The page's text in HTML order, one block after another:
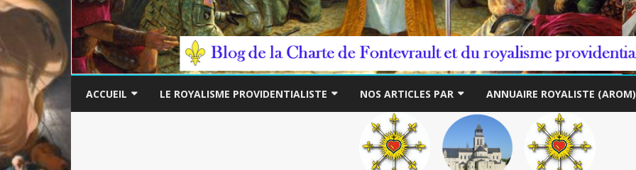
to
ACCUEIL LE ROYALISME PROVIDENTIALISTE NOS ARTICLES PAR
THÉME
AUTEUR
ANNUAIRE ROYALISTE (AROM)